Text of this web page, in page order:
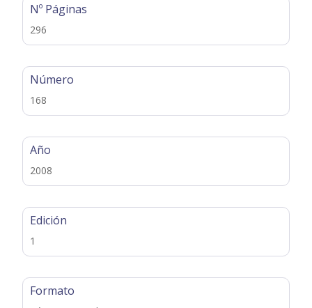
Nº Páginas
296
Número
168
Año
2008
Edición
1
Formato